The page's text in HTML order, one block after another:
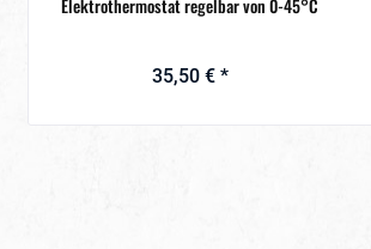
Elektrothermostat regelbar von 0-45°C
35,50 € *